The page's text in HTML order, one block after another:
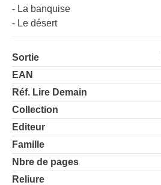
- La banquise
- Le désert
Sortie
EAN
Réf. Lire Demain
Collection
Editeur
Famille
Nbre de pages
Reliure